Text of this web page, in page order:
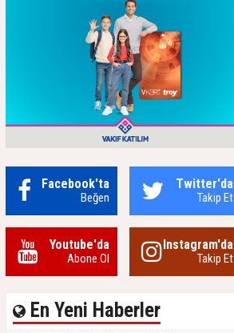
Facebook'ta
Beğen
Twitter'da
Takip Et
Youtube'da
Abone Ol
Instagram'da
Takip Et
En Yeni Haberler